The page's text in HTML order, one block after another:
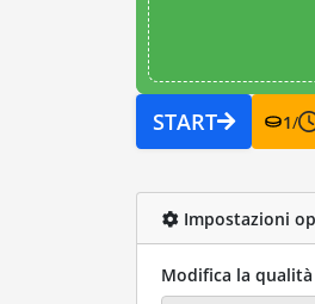
START 1/
Impostazioni
Modifica la